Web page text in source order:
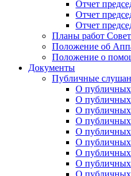
Отчет
Отчет
Отчет
Планы работ
Положение об
Положение о
Документы
Публичные
О публичных
О публичных
О публичных
О публичных
О публичных
О публичных
О публичных
О публичных
О публичных